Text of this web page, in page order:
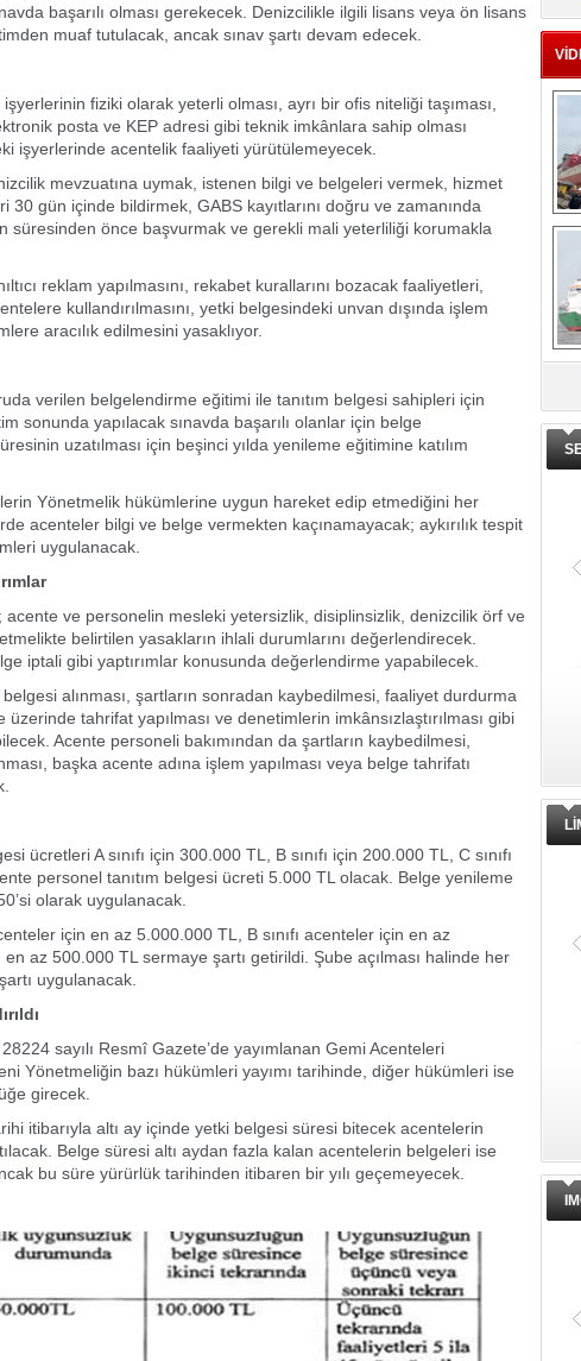
başarılı olması gerekecek. Denizcilikle ilgili lisans veya ön lisans
muaf tutulacak, ancak sınav şartı devam edecek.
fiziki olarak yeterli olması, ayrı bir ofis niteliği taşıması,
posta ve KEP adresi gibi teknik imkânlara sahip olması
işyerlerinde acentelik faaliyeti yürütülemeyecek.
mevzuatına uymak, istenen bilgi ve belgeleri vermek, hizmet
gün içinde bildirmek, GABS kayıtlarını doğru ve zamanında
süresinden önce başvurmak ve gerekli mali yeterliliği korumakla
reklam yapılmasını, rekabet kurallarını bozacak faaliyetleri,
kullandırılmasını, yetki belgesindeki unvan dışında işlem
aracılık edilmesini yasaklıyor.
verilen belgelendirme eğitimi ile tanıtım belgesi sahipleri için
sonunda yapılacak sınavda başarılı olanlar için belge
uzatılması için beşinci yılda yenileme eğitimine katılım
Yönetmelik hükümlerine uygun hareket edip etmediğini her
acenteler bilgi ve belge vermekten kaçınamayacak; aykırılık tespit
uygulanacak.
ve personelin mesleki yetersizlik, disiplinsizlik, denizcilik örf ve
belirtilen yasakların ihlali durumlarını değerlendirecek.
iptali gibi yaptırımlar konusunda değerlendirme yapabilecek.
belgesi alınması, şartların sonradan kaybedilmesi, faaliyet durdurma
tahrifat yapılması ve denetimlerin imkânsızlaştırılması gibi
Acente personeli bakımından da şartların kaybedilmesi,
başka acente adına işlem yapılması veya belge tahrifatı
ücretleri A sınıfı için 300.000 TL, B sınıfı için 200.000 TL, C sınıfı
personel tanıtım belgesi ücreti 5.000 TL olacak. Belge yenileme
olarak uygulanacak.
için en az 5.000.000 TL, B sınıfı acenteler için en az
en az 500.000 TL sermaye şartı getirildi. Şube açılması halinde her
uygulanacak.
sayılı Resmî Gazete’de yayımlanan Gemi Acenteleri
Yönetmeliğin bazı hükümleri yayımı tarihinde, diğer hükümleri ise
girecek.
itibarıyla altı ay içinde yetki belgesi süresi bitecek acentelerin
Belge süresi altı aydan fazla kalan acentelerin belgeleri ise
bu süre yürürlük tarihinden itibaren bir yılı geçemeyecek.